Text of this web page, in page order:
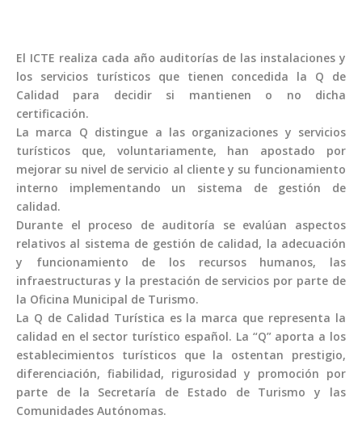
El ICTE realiza cada año auditorías de las instalaciones y
los servicios turísticos que tienen concedida la Q de
Calidad para decidir si mantienen o no dicha
certificación.
La marca Q distingue a las organizaciones y servicios
turísticos que, voluntariamente, han apostado por
mejorar su nivel de servicio al cliente y su funcionamiento
interno implementando un sistema de gestión de
calidad.
Durante el proceso de auditoría se evalúan aspectos
relativos al sistema de gestión de calidad, la adecuación
y funcionamiento de los recursos humanos, las
infraestructuras y la prestación de servicios por parte de
la Oficina Municipal de Turismo.
La Q de Calidad Turística es la marca que representa la
calidad en el sector turístico español. La “Q” aporta a los
establecimientos turísticos que la ostentan prestigio,
diferenciación, fiabilidad, rigurosidad y promoción por
parte de la Secretaría de Estado de Turismo y las
Comunidades Autónomas.